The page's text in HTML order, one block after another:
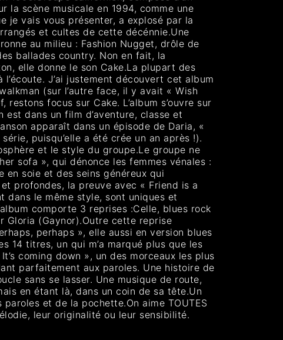
la scène musicale en 1994, comme une
je vais vous présenter, a explosé par la
et cultes de cette décénnie.Une
au milieu : Fashion Nugget, drôle de
ballades country. Non en fait, la
elle donne le son Cake.La plupart des
J’ai justement découvert cet album
(sur l’autre face, il y avait « Wish
focus sur Cake. L’album s’ouvre sur
dans un film d’aventure, classe et
apparaît dans un épisode de Daria, «
puisqu’elle a été crée un an après !).
et le style du groupe.Le groupe ne
sofa », qui dénonce les femmes vénales :
en soie et des seins généreux qui
profondes, la preuve avec « Friend is a
le même style, sont uniques et
comporte 3 reprises :Celle, blues rock
Gloria (Gaynor).Outre cette reprise
perhaps », elle aussi en version blues
14 titres, un qui m’a marqué plus que les
coming down », un des morceaux les plus
parfaitement aux paroles. Une histoire de
sans se lasser. Une musique de route,
en étant là, dans un coin de sa tête.Un
et de la pochette.On aime TOUTES
leur originalité ou leur sensibilité.